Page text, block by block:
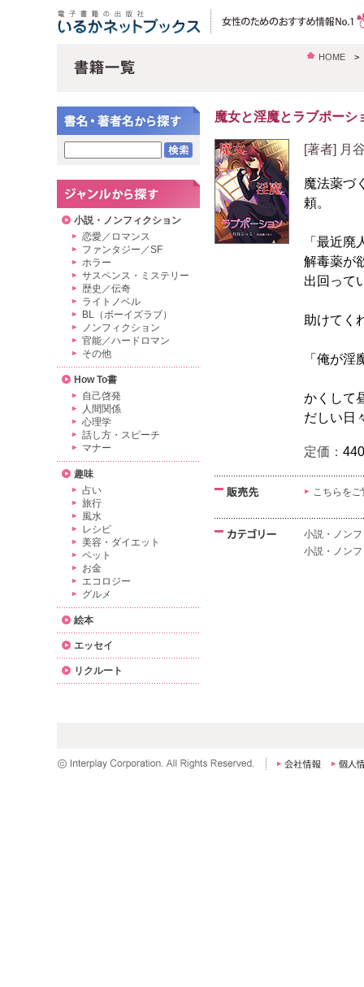
HOME
魔女と淫魔とラブポーシ
[著者] 月
魔法薬づ
頼。
「最近
解毒薬が
出回って
助けてく
「俺が
かくして
だしい日
定価：
こちらを
小説・ノン
小説・ノン
小説・ノンフィクション
恋愛／ロマンス
ファンタジー／SF
ホラー
サスペンス・ミステリー
歴史／伝奇
ライトノベル
BL（ボーイズラブ）
ノンフィクション
官能／ハードロマン
その他
How To書
自己啓発
人間関係
心理学
話し方・スピーチ
マナー
趣味
占い
旅行
風水
レシピ
美容・ダイエット
ペット
お金
エコロジー
グルメ
絵本
エッセイ
リクルート